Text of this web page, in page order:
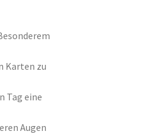
Karten zu
Tag eine
Augen